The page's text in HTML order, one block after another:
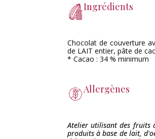
Ingrédients
Chocolat de couverture
de LAIT entier, pâte de
* Cacao : 34 % minimum
Allergènes
Atelier utilisant des fruits
produits à base de lait,